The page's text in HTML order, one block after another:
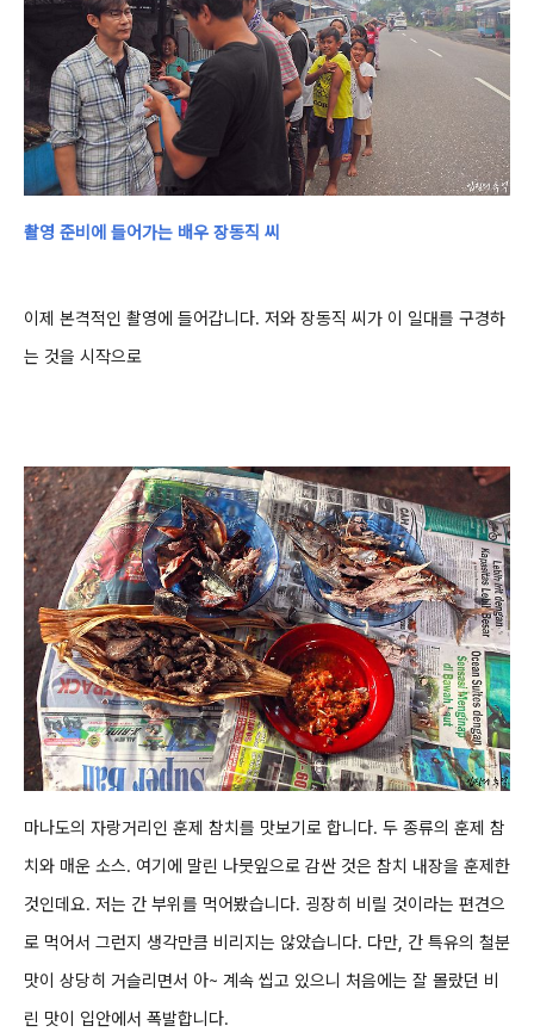
촬영 준비에 들어가는 배우 장동직 씨
이제 본격적인 촬영에 들어갑니다. 저와 장동직 씨가 이 일대를 구경하
는 것을 시작으로
마나도의 자랑거리인 훈제 참치를 맛보기로 합니다. 두 종류의 훈제 참
치와 매운 소스. 여기에 말린 나뭇잎으로 감싼 것은 참치 내장을 훈제한
것인데요. 저는 간 부위를 먹어봤습니다. 굉장히 비릴 것이라는 편견으
로 먹어서 그런지 생각만큼 비리지는 않았습니다. 다만, 간 특유의 철분
맛이 상당히 거슬리면서 아~ 계속 씹고 있으니 처음에는 잘 몰랐던 비
린 맛이 입안에서 폭발합니다.